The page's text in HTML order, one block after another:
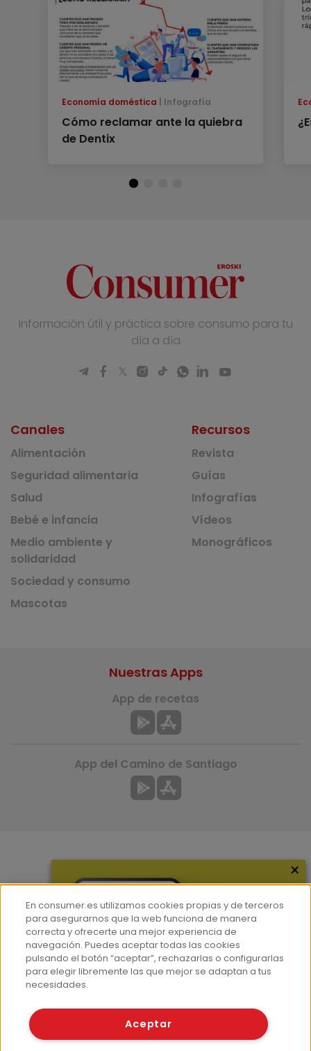
Economía doméstica Infografía
Cómo reclamar ante la quiebra
de Dentix
Información útil y práctica sobre consumo para tu
día a día
Canales
Alimentación
Seguridad alimentaria
Salud
Bebé e infancia
Medio ambiente y
solidaridad
Sociedad y consumo
Mascotas
Recursos
Revista
Guías
Infografías
Vídeos
Monográficos
Hemeroteca
Contacto
Prensa
Corpus Lingüístico Consumer
Nuestras Apps
App de recetas
App del Camino de Santiago
© Fundación EROSKI
×
En consumer.es utilizamos cookies propias y de terceros
para asegurarnos que la web funciona de manera
correcta y ofrecerte una mejor experiencia de
navegación. Puedes aceptar todas las cookies
pulsando el botón “aceptar”, rechazarlas o configurarlas
para elegir libremente las que mejor se adaptan a tus
necesidades.
Aceptar